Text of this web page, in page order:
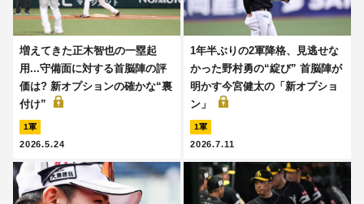
増えてきた正木智也の一塁起
用...守備面に対する首脳陣の評
価は? 新オプションの確かな“裏
付け”
1軍
2026.5.24
1年半ぶりの2軍降格、見逃せな
かった野村勇の“綻び” 首脳陣が
明かす今宮健太の「新オプショ
ン」
1軍
2026.7.11